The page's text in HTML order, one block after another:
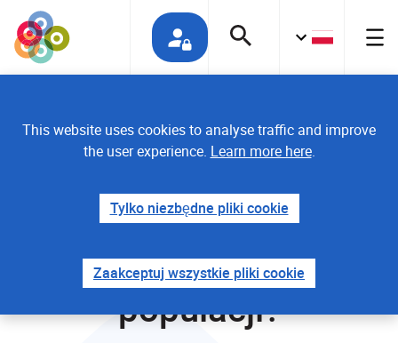
This website uses cookies to analyse traffic and improve
the user experience. Learn more here.
Tylko niezbędne pliki cookie
Zaakceptuj wszystkie pliki cookie
Co to jest badanie
populacji?